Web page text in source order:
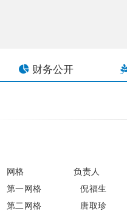
财务公开
网格 负责人
第一网格
倪福生
第二网格
唐取珍